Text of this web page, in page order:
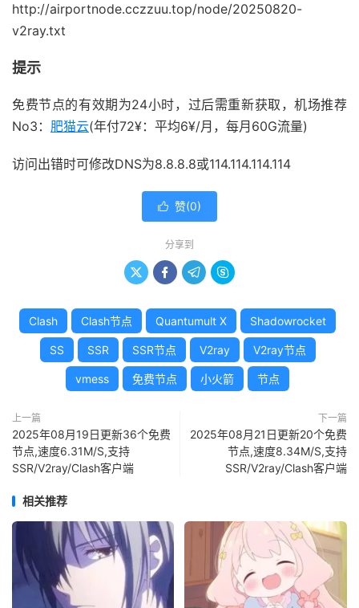
http://airportnode.cczzuu.top/node/20250820-
v2ray.txt
提示
免费节点的有效期为24小时，过后需重新获取，机场推荐
No3： 肥猫云(年付72¥：平均6¥/月，每月60G流量)
访问出错时可修改DNS为8.8.8.8或114.114.114.114
 赞(0)
分享到
   
Clash Clash节点 Quantumult X Shadowrocket
SS SSR SSR节点 V2ray V2ray节点
vmess 免费节点 小火箭 节点
上一篇
2025年08月19日更新36个免费
节点,速度6.31M/S,支持
SSR/V2ray/Clash客户端
下一篇
2025年08月21日更新20个免费
节点,速度8.34M/S,支持
SSR/V2ray/Clash客户端
相关推荐